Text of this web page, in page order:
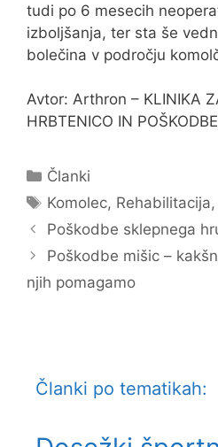
tudi po 6 mesecih
izboljšanja, ter sta še
bolečina v področju
Avtor: Arthron – KLINIKA
HRBTENICO IN POŠKODBE
Categories
Članki
Tags
Komolec, Rehabilitacija,
Poškodbe sklepnega
Poškodbe mišic –
njih pomagamo
Članki po tematikah: